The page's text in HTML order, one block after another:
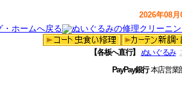
2026年08
【各板へ直行】 ぬいぐるみ
PayPay銀行本店営